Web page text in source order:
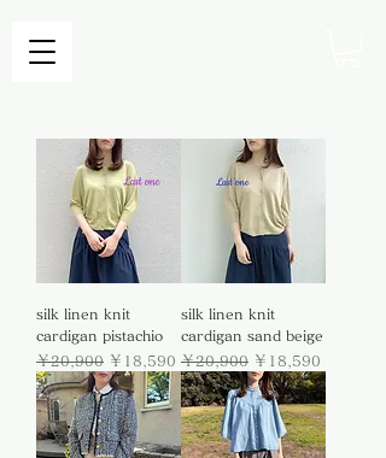
silk linen knit
cardigan pistachio
通常価格
￥20,900 セール価格
￥18,590
silk linen knit
cardigan sand beige
通常価格
￥20,900 セール価格
￥18,590